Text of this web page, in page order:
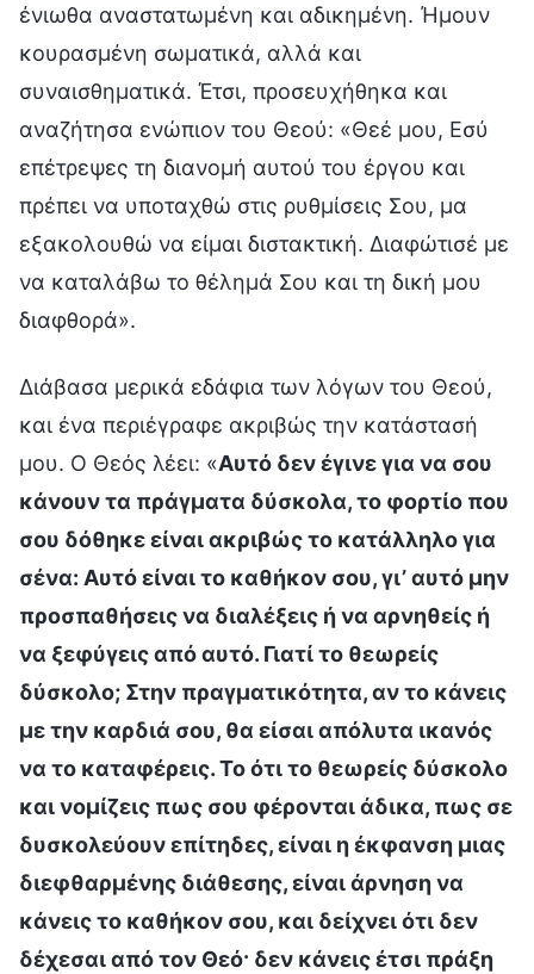
ένιωθα αναστατωμένη και αδικημένη. Ήμουν
κουρασμένη σωματικά, αλλά και
συναισθηματικά. Έτσι, προσευχήθηκα και
αναζήτησα ενώπιον του Θεού: «Θεέ μου, Εσύ
επέτρεψες τη διανομή αυτού του έργου και
πρέπει να υποταχθώ στις ρυθμίσεις Σου, μα
εξακολουθώ να είμαι διστακτική. Διαφώτισέ με
να καταλάβω το θέλημά Σου και τη δική μου
διαφθορά».
Διάβασα μερικά εδάφια των λόγων του Θεού,
και ένα περιέγραφε ακριβώς την κατάστασή
μου. Ο Θεός λέει: «Αυτό δεν έγινε για να σου
κάνουν τα πράγματα δύσκολα, το φορτίο που
σου δόθηκε είναι ακριβώς το κατάλληλο για
σένα: Αυτό είναι το καθήκον σου, γι’ αυτό μην
προσπαθήσεις να διαλέξεις ή να αρνηθείς ή
να ξεφύγεις από αυτό. Γιατί το θεωρείς
δύσκολο; Στην πραγματικότητα, αν το κάνεις
με την καρδιά σου, θα είσαι απόλυτα ικανός
να το καταφέρεις. Το ότι το θεωρείς δύσκολο
και νομίζεις πως σου φέρονται άδικα, πως σε
δυσκολεύουν επίτηδες, είναι η έκφανση μιας
διεφθαρμένης διάθεσης, είναι άρνηση να
κάνεις το καθήκον σου, και δείχνει ότι δεν
δέχεσαι από τον Θεό· δεν κάνεις έτσι πράξη